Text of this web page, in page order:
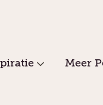
Meer